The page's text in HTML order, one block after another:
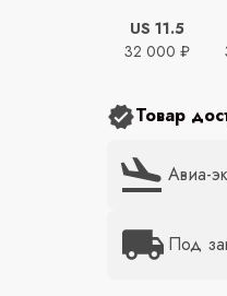
US 11.5
32 000 ₽
Товар
Авиа-
Под